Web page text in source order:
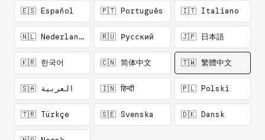
🇪🇸 Español 🇵🇹 Português 🇮🇹 Italiano
🇳🇱 Nederlands 🇷🇺 Русский 🇯🇵 日本語
🇰🇷 한국어 🇨🇳 简体中文 🇹🇼 繁體中文
🇸🇦 العربية 🇮🇳 हिन्दी 🇵🇱 Polski
🇹🇷 Türkçe 🇸🇪 Svenska 🇩🇰 Dansk